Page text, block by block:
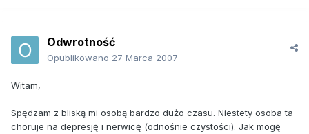
Odwrotność
Opublikowano 27 Marca 2007
Witam,
Spędzam z bliską mi osobą bardzo dużo czasu. Niestety osoba ta
choruje na depresję i nerwicę (odnośnie czystości). Jak mogę